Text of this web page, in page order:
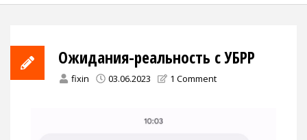
Ожидания-реальность с УБРР
fixin 03.06.2023 1 Comment